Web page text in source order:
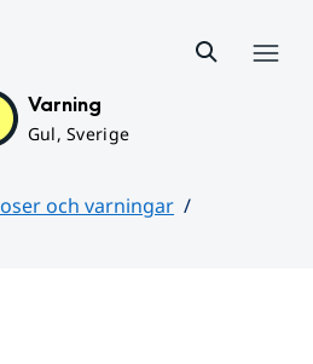
Varning
Gul, Sverige
och varningar